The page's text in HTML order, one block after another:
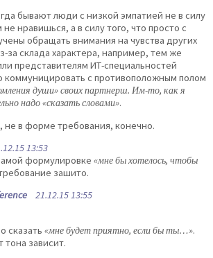
бывают люди с низкой эмпатией не в силу
не нравишься, а в силу того, что просто с
обращать внимания на чувства других
за склада характера, например, тем же
представителям ИТ-специальностей
коммуницировать с противоположным полом
души» своих партнерш. Им-то, как я
надо «сказать словами».
не в форме требования, конечно.
13:53
формулировке «мне бы хотелось, чтобы
зашито.
21.12.15 13:55
сказать «мне будет приятно, если бы ты…».
зависит.